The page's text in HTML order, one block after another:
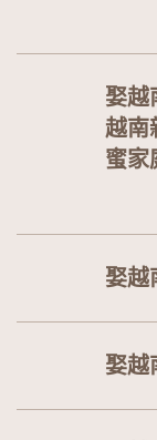
娶越
越南
蜜家
娶越
娶越